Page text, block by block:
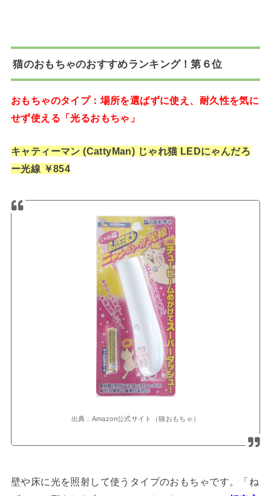
猫のおもちゃのおすすめランキング！第６位
おもちゃのタイプ：場所を選ばずに使え、耐久性を気に
せず使える「光るおもちゃ」
キャティーマン (CattyMan) じゃれ猫 LEDにゃんだろ
ー光線 ￥854
出典：Amazon公式サイト（猫おもちゃ）
壁や床に光を照射して使うタイプのおもちゃです。「ね